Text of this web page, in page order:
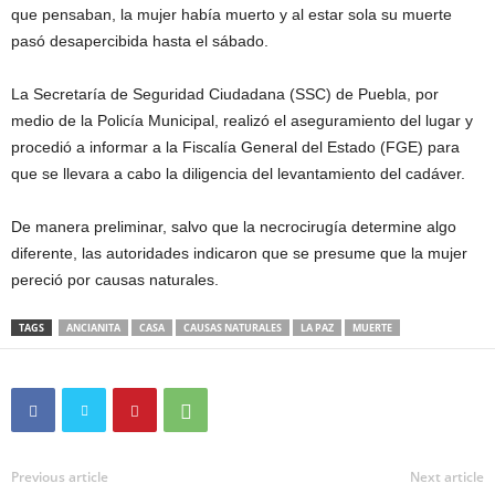
que pensaban, la mujer había muerto y al estar sola su muerte
pasó desapercibida hasta el sábado.
La Secretaría de Seguridad Ciudadana (SSC) de Puebla, por
medio de la Policía Municipal, realizó el aseguramiento del lugar y
procedió a informar a la Fiscalía General del Estado (FGE) para
que se llevara a cabo la diligencia del levantamiento del cadáver.
De manera preliminar, salvo que la necrocirugía determine algo
diferente, las autoridades indicaron que se presume que la mujer
pereció por causas naturales.
TAGS ANCIANITA CASA CAUSAS NATURALES LA PAZ MUERTE
Previous article Next article